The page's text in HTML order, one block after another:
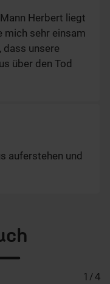
Herbert liegt
mich sehr einsam
dass unsere
über den Tod
auferstehen und
1 / 4